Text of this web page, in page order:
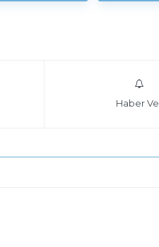
Haber